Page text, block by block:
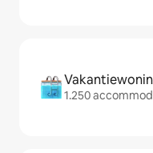
1.250